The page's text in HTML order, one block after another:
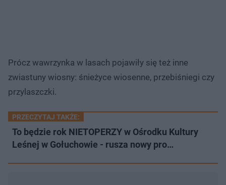
Prócz wawrzynka w lasach pojawiły się też inne
zwiastuny wiosny: śnieżyce wiosenne, przebiśniegi czy
przylaszczki.​
PRZECZYTAJ TAKŻE:
To będzie rok NIETOPERZY w Ośrodku Kultury
Leśnej w Gołuchowie - rusza nowy pro…